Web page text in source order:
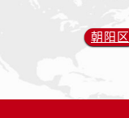
朝阳区